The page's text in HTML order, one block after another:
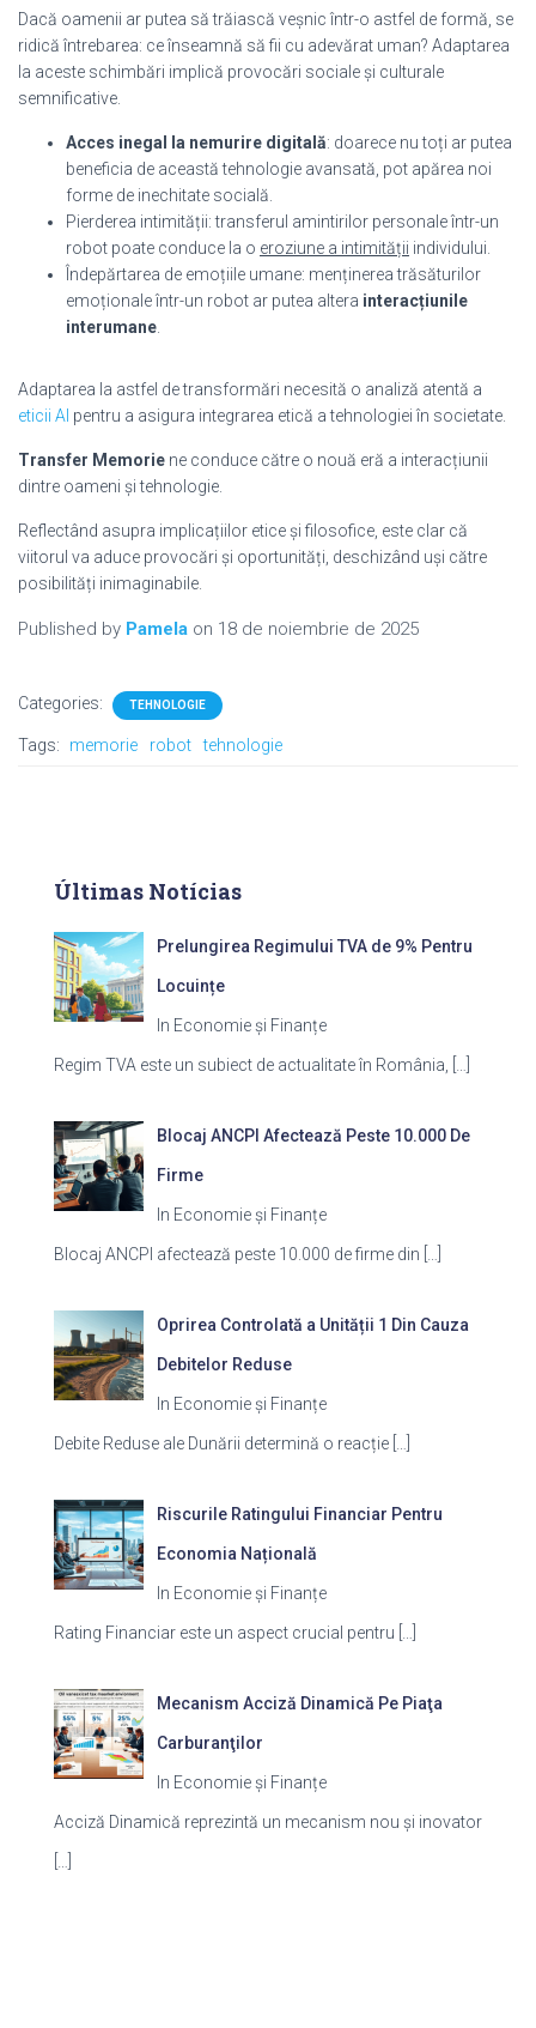
Dacă oamenii ar putea să trăiască veșnic într-o astfel de formă, se
ridică întrebarea: ce înseamnă să fii cu adevărat uman? Adaptarea
la aceste schimbări implică provocări sociale și culturale
semnificative.
Acces inegal la nemurire digitală: doarece nu toți ar putea
beneficia de această tehnologie avansată, pot apărea noi
forme de inechitate socială.
Pierderea intimității: transferul amintirilor personale într-un
robot poate conduce la o eroziune a intimității individului.
Îndepărtarea de emoțiile umane: menținerea trăsăturilor
emoționale într-un robot ar putea altera interacțiunile
interumane
Adaptarea la astfel de transformări necesită o analiză atentă a
eticii AI pentru a asigura integrarea etică a tehnologiei în societate.
Transfer Memorie ne conduce către o nouă eră a interacțiunii
dintre oameni și tehnologie.
Reflectând asupra implicațiilor etice și filosofice, este clar că
viitorul va aduce provocări și oportunități, deschizând uși către
posibilități inimaginabile.
Published by Pamela on 18 de noiembrie de 2025
Categories: TEHNOLOGIE
Tags: memorie robot tehnologie
Últimas Notícias
Prelungirea Regimului TVA de 9% Pentru
Locuințe
In Economie și Finanțe
Regim TVA este un subiect de actualitate în România,
Blocaj ANCPI Afectează Peste 10.000 De
Firme
In Economie și Finanțe
Blocaj ANCPI afectează peste 10.000 de firme din
Oprirea Controlată a Unității 1 Din Cauza
Debitelor Reduse
In Economie și Finanțe
Debite Reduse ale Dunării determină o reacție
Riscurile Ratingului Financiar Pentru
Economia Națională
In Economie și Finanțe
Rating Financiar este un aspect crucial pentru
Mecanism Acciză Dinamică Pe Piaţa
Carburanţilor
In Economie și Finanțe
Acciză Dinamică reprezintă un mecanism nou și inovator